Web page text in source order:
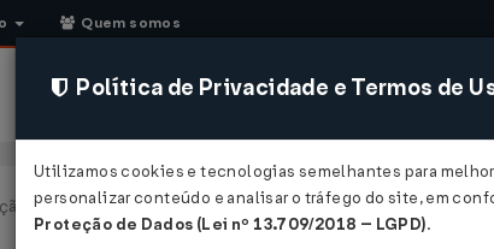
Quem somos
CONSULTORIA SISTEMAS
Estadual - Rondônia
Política de Privacidade e Termos de
Utilizamos cookies e tecnologias semelhantes para
personalizar conteúdo e analisar o tráfego do site, em
Proteção de Dados (Lei nº 13.709/2018 – LGPD).